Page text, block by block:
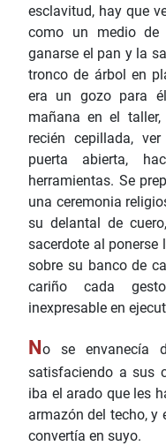
esclavitud, hay que
como un medio
ganarse el pan y la
tronco de árbol en
era un gozo para
mañana en el
recién cepillada,
puerta abierta,
herramientas. Se
una ceremonia
su delantal de
sacerdote al ponerse
sobre su banco de
cariño cada
inexpresable en
No se envanecía
satisfaciendo a sus
iba el arado que les
armazón del techo, y
convertía en suyo.